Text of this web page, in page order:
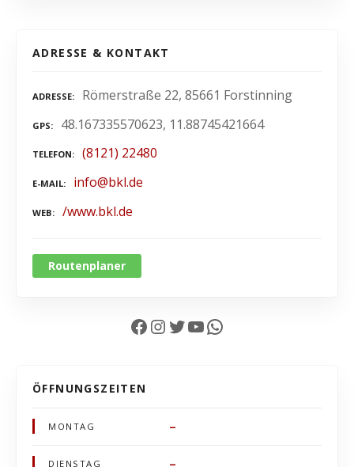
ADRESSE & KONTAKT
ADRESSE Römerstraße 22, 85661 Forstinning
GPS 48.167335570623, 11.88745421664
TELEFON (8121) 22480
E-MAIL info@bkl.de
WEB /www.bkl.de
Routenplaner
Facebook InstagramTwitter YouTube WhatsApp
ÖFFNUNGSZEITEN
MONTAG –
DIENSTAG